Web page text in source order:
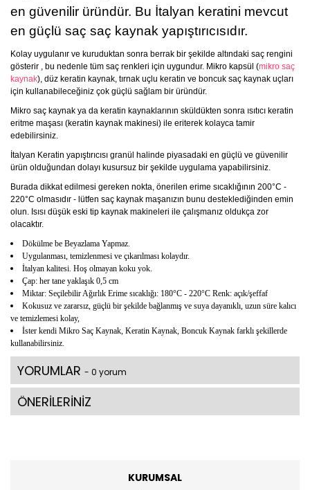
en güvenilir üründür. Bu İtalyan keratini mevcut
en güçlü saç saç kaynak yapıştırıcısıdır.
Kolay uygulanır ve kuruduktan sonra berrak bir şekilde altındaki saç rengini
gösterir , bu nedenle tüm saç renkleri için uygundur. Mikro kapsül (mikro saç
kaynak), düz keratin kaynak, tırnak uçlu keratin ve boncuk saç kaynak uçları
için kullanabileceğiniz çok güçlü sağlam bir üründür.
Mikro saç kaynak ya da keratin kaynaklarının sküldükten sonra ısıtıcı keratin
eritme maşası (keratin kaynak makinesi) ile eriterek kolayca tamir
edebilirsiniz.
İtalyan Keratin yapıştırıcısı granül halinde piyasadaki en güçlü ve güvenilir
ürün olduğundan dolayı kusursuz bir şekilde uygulama yapabilirsiniz.
Burada dikkat edilmesi gereken nokta, önerilen erime sıcaklığının 200°C -
220°C olmasıdır - lütfen saç kaynak maşanızın bunu desteklediğinden emin
olun. Isısı düşük eski tip kaynak makineleri ile çalışmanız oldukça zor
olacaktır.
Dökülme be Beyazlama Yapmaz.
Uygulanması, temizlenmesi ve çıkarılması kolaydır.
İtalyan kalitesi. Hoş olmayan koku yok.
Çap: her tane yaklaşık 0,5 cm
Miktar: Seçilebilir Ağırlık Erime sıcaklığı: 180°C - 220°C Renk: açık/şeffaf
Kokusuz ve zararsız, güçlü bir şekilde bağlanmış ve suya dayanıklı, uzun süre kalıcı
ve temizlemesi kolay,
İster kendi Mikro Saç Kaynak, Keratin Kaynak, Boncuk Kaynak farklı şekillerde
kullanabilirsiniz.
YORUMLAR - 0 yorum
ÖNERİLERİNİZ
KURUMSAL